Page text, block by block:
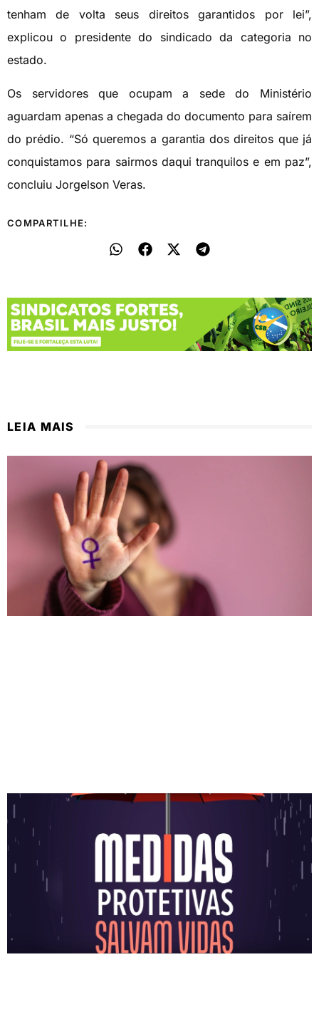
tenham de volta seus direitos garantidos por lei”,
explicou o presidente do sindicado da categoria no
estado.
Os servidores que ocupam a sede do Ministério
aguardam apenas a chegada do documento para saírem
do prédio. “Só queremos a garantia dos direitos que já
conquistamos para sairmos daqui tranquilos e em paz”,
concluiu Jorgelson Veras.
COMPARTILHE:
LEIA MAIS